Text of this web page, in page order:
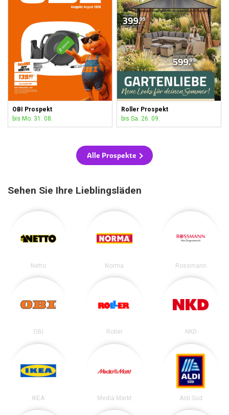
OBI Prospekt
bis Mo. 31. 08.
Roller Prospekt
bis Sa. 26. 09.
Alle Prospekte
Sehen Sie Ihre Lieblingsläden
Netto Norma Rossmann
OBI Roller NKD
IKEA Media Markt Aldi Süd